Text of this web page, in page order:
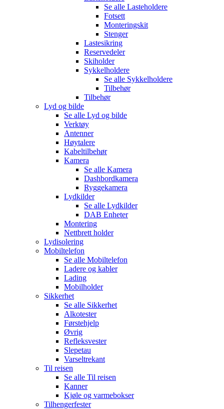
Se alle Lasteholdere
Fotsett
Monteringskit
Stenger
Lastesikring
Reservedeler
Skiholder
Sykkelholdere
Se alle Sykkelholdere
Tilbehør
Tilbehør
Lyd og bilde
Se alle Lyd og bilde
Verktøy
Antenner
Høytalere
Kabeltilbehør
Kamera
Se alle Kamera
Dashbordkamera
Ryggekamera
Lydkilder
Se alle Lydkilder
DAB Enheter
Montering
Nettbrett holder
Lydisolering
Mobiltelefon
Se alle Mobiltelefon
Ladere og kabler
Lading
Mobilholder
Sikkerhet
Se alle Sikkerhet
Alkotester
Førstehjelp
Øvrig
Refleksvester
Slepetau
Varseltrekant
Til reisen
Se alle Til reisen
Kanner
Kjøle og varmebokser
Tilhengerfester